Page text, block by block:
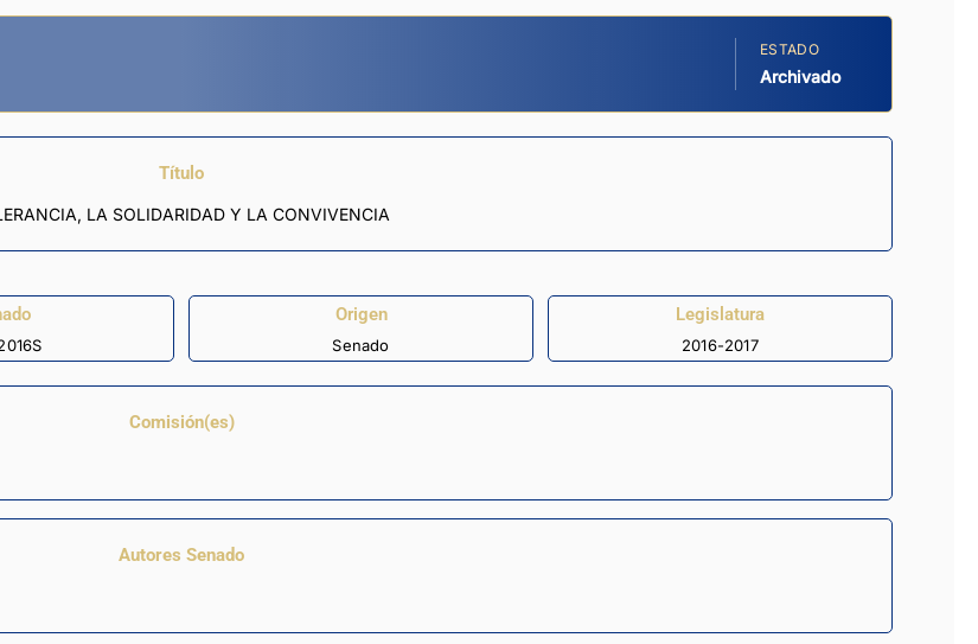
ESTADO
Archivado
Título
LA SOLIDARIDAD Y LA CONVIVENCIA
Origen
Senado
Legislatura
2016-2017
Comisión(es)
Autores Senado